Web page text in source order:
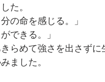
た。
の命を感じる。」
できる。」
らめて強さを出さず
ました。